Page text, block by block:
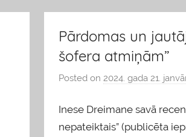
g
s
Pārdomas un
šofera atmiņām”
Posted on2024. gada 21.
Inese Dreimane savā
nepateiktais” (publicēta